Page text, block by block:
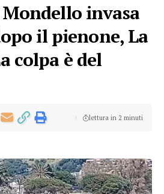
invasa
il pienone, La
colpa è del
lettura in 2 minuti